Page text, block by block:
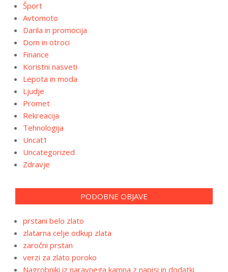
Šport
Avtomoto
Darila in promocija
Dom in otroci
Finance
Koristni nasveti
Lepota in moda
Ljudje
Promet
Rekreacija
Tehnologija
Uncat1
Uncategorized
Zdravje
PODOBNE OBJAVE
prstani belo zlato
zlatarna celje odkup zlata
zaročni prstan
verzi za zlato poroko
Nagrobniki iz naravnega kamna z napisi in dodatki